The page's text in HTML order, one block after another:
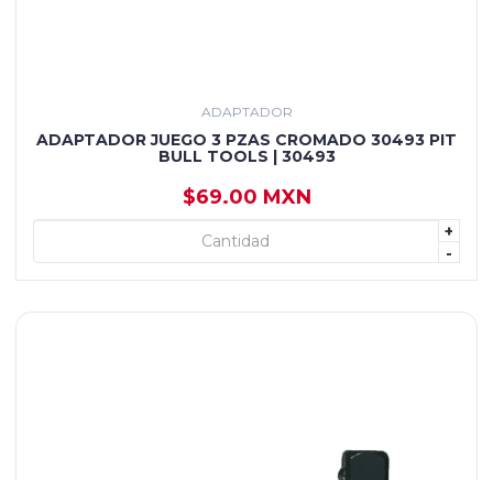
ADAPTADOR
ADAPTADOR JUEGO 3 PZAS CROMADO 30493 PIT
BULL TOOLS | 30493
$69.00 MXN
+
-
+ AGREGAR